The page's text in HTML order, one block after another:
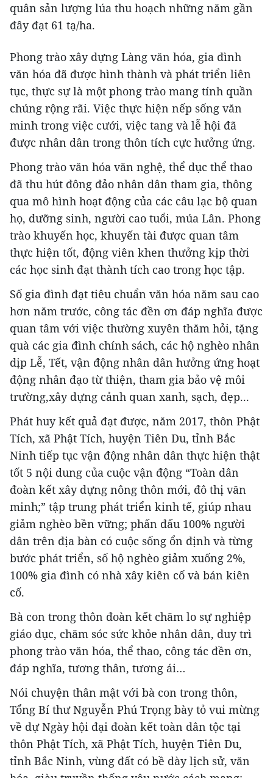
quân sản lượng lúa thu hoạch những năm gần
đây đạt 61 tạ/ha.
Phong trào xây dựng Làng văn hóa, gia đình
văn hóa đã được hình thành và phát triển liên
tục, thực sự là một phong trào mang tính quần
chúng rộng rãi. Việc thực hiện nếp sống văn
minh trong việc cưới, việc tang và lễ hội đã
được nhân dân trong thôn tích cực hưởng ứng.
Phong trào văn hóa văn nghệ, thể dục thể thao
đã thu hút đông đảo nhân dân tham gia, thông
qua mô hình hoạt động của các câu lạc bộ quan
họ, dưỡng sinh, người cao tuổi, múa Lân. Phong
trào khuyến học, khuyến tài được quan tâm
thực hiện tốt, động viên khen thưởng kịp thời
các học sinh đạt thành tích cao trong học tập.
Số gia đình đạt tiêu chuẩn văn hóa năm sau cao
hơn năm trước, công tác đền ơn đáp nghĩa được
quan tâm với việc thường xuyên thăm hỏi, tặng
quà các gia đình chính sách, các hộ nghèo nhân
dịp Lễ, Tết, vận động nhân dân hưởng ứng hoạt
động nhân đạo từ thiện, tham gia bảo vệ môi
trường,xây dựng cảnh quan xanh, sạch, đẹp...
Phát huy kết quả đạt được, năm 2017, thôn Phật
Tích, xã Phật Tích, huyện Tiên Du, tỉnh Bắc
Ninh tiếp tục vận động nhân dân thực hiện thật
tốt 5 nội dung của cuộc vận động “Toàn dân
đoàn kết xây dựng nông thôn mới, đô thị văn
minh;” tập trung phát triển kinh tế, giúp nhau
giảm nghèo bền vững; phấn đấu 100% người
dân trên địa bàn có cuộc sống ổn định và từng
bước phát triển, số hộ nghèo giảm xuống 2%,
100% gia đình có nhà xây kiên cố và bán kiên
cố.
Bà con trong thôn đoàn kết chăm lo sự nghiệp
giáo dục, chăm sóc sức khỏe nhân dân, duy trì
phong trào văn hóa, thể thao, công tác đền ơn,
đáp nghĩa, tương thân, tương ái…
Nói chuyện thân mật với bà con trong thôn,
Tổng Bí thư Nguyễn Phú Trọng bày tỏ vui mừng
về dự Ngày hội đại đoàn kết toàn dân tộc tại
thôn Phật Tích, xã Phật Tích, huyện Tiên Du,
tỉnh Bắc Ninh, vùng đất có bề dày lịch sử, văn